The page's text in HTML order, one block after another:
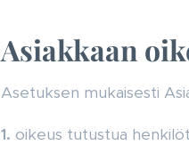
Asiakkaan
Asetuksen mukaisesti
1. oikeus tutustua